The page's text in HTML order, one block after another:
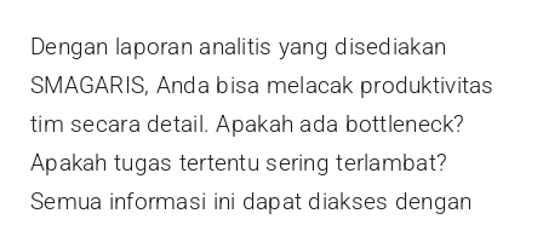
Dengan laporan analitis yang disediakan
SMAGARIS, Anda bisa melacak produktivitas
tim secara detail. Apakah ada bottleneck?
Apakah tugas tertentu sering terlambat?
Semua informasi ini dapat diakses dengan